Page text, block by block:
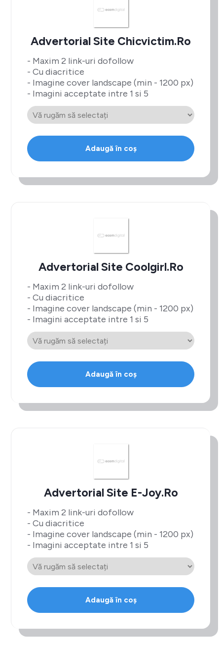
Advertorial Site Chicvictim.ro
- Maxim 2 link-uri dofollow
- Cu diacritice
- Imagine cover landscape (min - 1200 px)
- Imagini acceptate intre 1 si 5
Adaugă în coș
Advertorial Site Coolgirl.ro
- Maxim 2 link-uri dofollow
- Cu diacritice
- Imagine cover landscape (min - 1200 px)
- Imagini acceptate intre 1 si 5
Adaugă în coș
Advertorial Site E-Joy.ro
- Maxim 2 link-uri dofollow
- Cu diacritice
- Imagine cover landscape (min - 1200 px)
- Imagini acceptate intre 1 si 5
Adaugă în coș